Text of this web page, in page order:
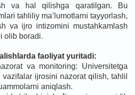
va hal qilishga qaratilgan. Bu
tahliliy ma’lumotlarni tayyorlash,
va ijro intizomini mustahkamlash
olib boradi.
faoliyat yuritadi:
va monitoring: Universitetga
vazifalar ijrosini nazorat qilish, tahlil
aniqlash.